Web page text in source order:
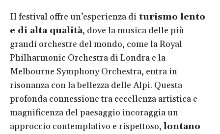
Il festival offre un’esperienza di turismo lento
e di alta qualità, dove la musica delle più
grandi orchestre del mondo, come la Royal
Philharmonic Orchestra di Londra e la
Melbourne Symphony Orchestra, entra in
risonanza con la bellezza delle Alpi. Questa
profonda connessione tra eccellenza artistica e
magnificenza del paesaggio incoraggia un
approccio contemplativo e rispettoso, lontano